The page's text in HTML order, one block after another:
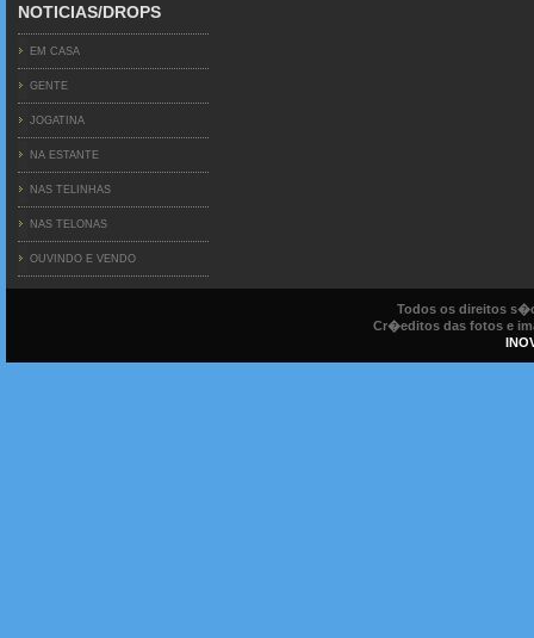
NOTICIAS/DROPS
EM CASA
GENTE
JOGATINA
NA ESTANTE
NAS TELINHAS
NAS TELONAS
OUVINDO E VENDO
Todos os direitos
Cr�editos das fotos e